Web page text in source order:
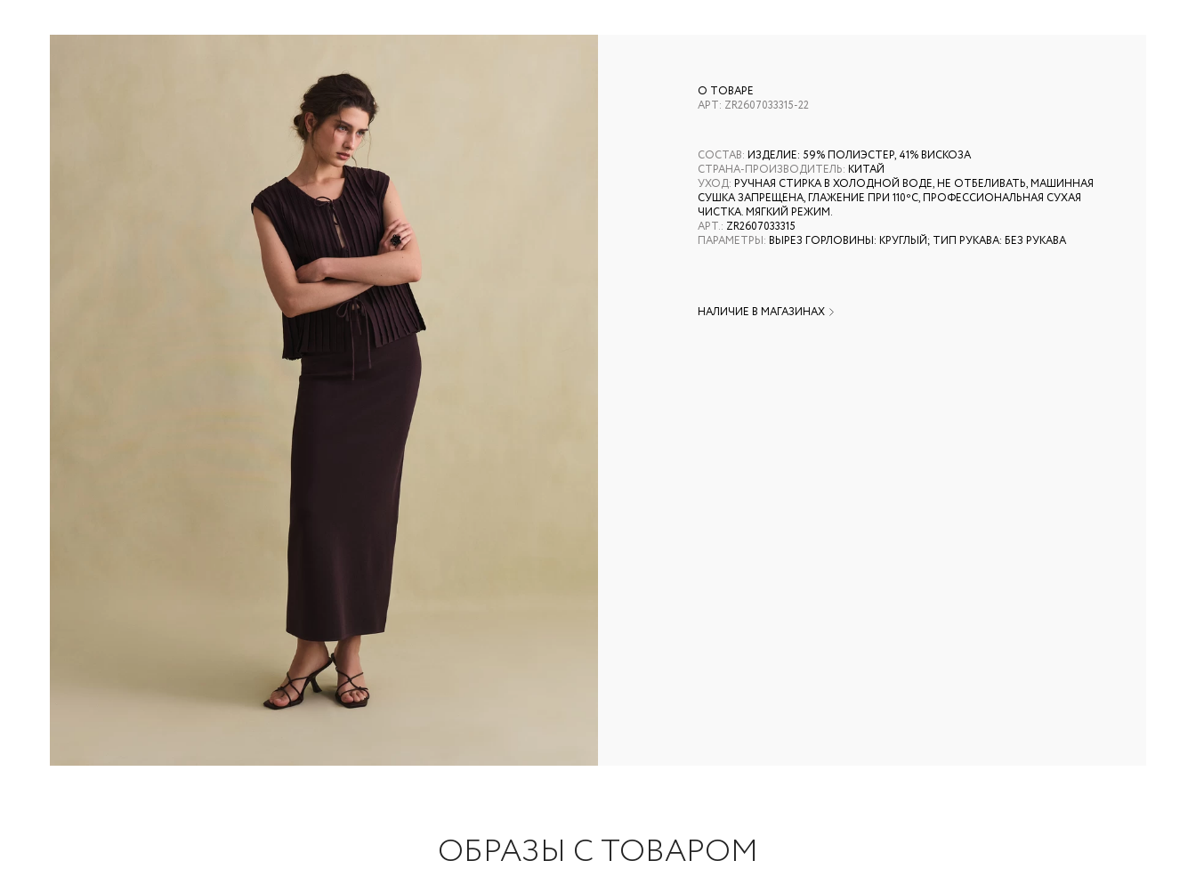
О ТОВАРЕ
АРТ: ZR2607033315-22
СОСТАВ: ИЗДЕЛИЕ: 59% ПОЛИЭСТЕР, 41% ВИСКОЗА
СТРАНА-ПРОИЗВОДИТЕЛЬ: КИТАЙ
УХОД: РУЧНАЯ СТИРКА В ХОЛОДНОЙ ВОДЕ, НЕ ОТБЕЛИВАТЬ, МАШИННАЯ
СУШКА ЗАПРЕЩЕНА, ГЛАЖЕНИЕ ПРИ 110ºС, ПРОФЕССИОНАЛЬНАЯ СУХАЯ
ЧИСТКА. МЯГКИЙ РЕЖИМ.
АРТ.: ZR2607033315
ПАРАМЕТРЫ: ВЫРЕЗ ГОРЛОВИНЫ: КРУГЛЫЙ; ТИП РУКАВА: БЕЗ РУКАВА
НАЛИЧИЕ В МАГАЗИНАХ
ОБРАЗЫ С ТОВАРОМ